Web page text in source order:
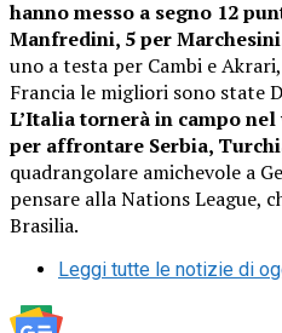
hanno messo a segno 12
Manfredini, 5 per
uno a testa per Cambi e
Francia le migliori sono state
L’Italia tornerà in campo
per affrontare Serbia,
quadrangolare amichevole a
pensare alla Nations League,
Brasilia.
Leggi tutte le notizie di